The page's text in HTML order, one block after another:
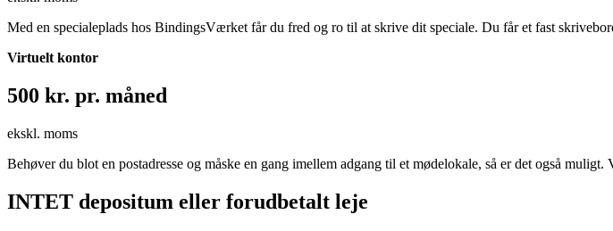
Med en specialeplads hos BindingsVærket får du fred og ro til at skrive dit speciale. Du får et fast
Virtuelt kontor
500 kr. pr. måned
ekskl. moms
Behøver du blot en postadresse og måske en gang imellem adgang til et mødelokale, så er det også
INTET depositum eller forudbetalt leje